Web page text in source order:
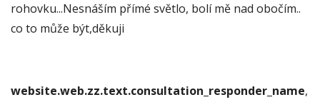
rohovku...Nesnáším přímé světlo, bolí mě nad obočím..
co to může být,děkuji
website.web.zz.text.consultation_responder_name,